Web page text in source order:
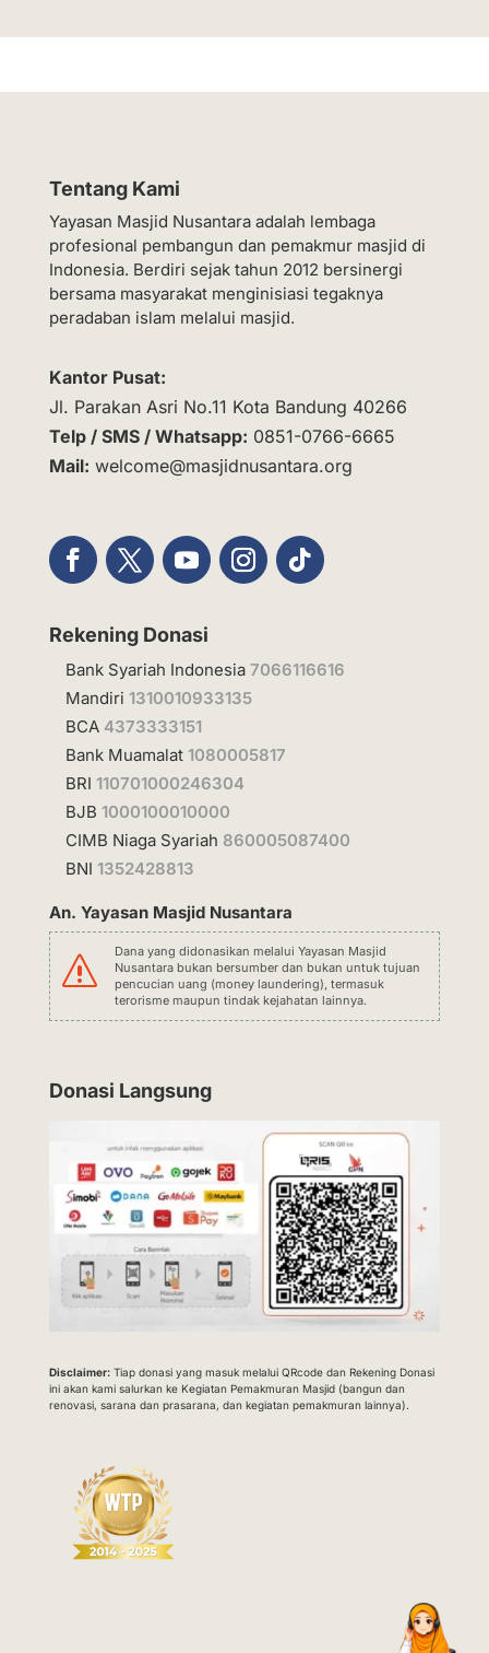
Tentang Kami
Yayasan Masjid Nusantara adalah lembaga
profesional pembangun dan pemakmur masjid di
Indonesia. Berdiri sejak tahun 2012 bersinergi
bersama masyarakat menginisiasi tegaknya
peradaban islam melalui masjid.
Kantor Pusat:
Jl. Parakan Asri No.11 Kota Bandung 40266
Telp / SMS / Whatsapp: 0851-0766-6665
Mail: welcome@masjidnusantara.org
Rekening Donasi
Bank Syariah Indonesia 7066116616
Mandiri 1310010933135
BCA 4373333151
Bank Muamalat 1080005817
BRI 110701000246304
BJB 1000100010000
CIMB Niaga Syariah 860005087400
BNI 1352428813
An. Yayasan Masjid Nusantara
s
Dana yang didonasikan melalui Yayasan Masjid
Nusantara bukan bersumber dan bukan untuk tujuan
pencucian uang (money laundering), termasuk
terorisme maupun tindak kejahatan lainnya.
Donasi Langsung
Disclaimer:Tiap donasi yang masuk melalui QRcode dan Rekening Donasi
ini akan kami salurkan ke Kegiatan Pemakmuran Masjid (bangun dan
renovasi, sarana dan prasarana, dan kegiatan pemakmuran lainnya).